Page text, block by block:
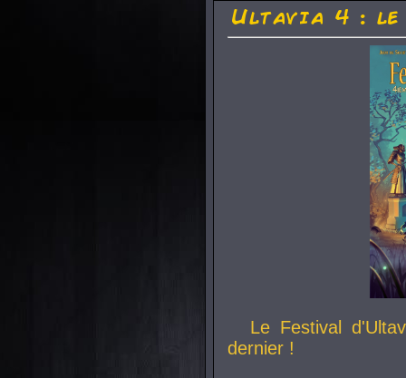
Ultavia 4 :
Le Festival
dernier !